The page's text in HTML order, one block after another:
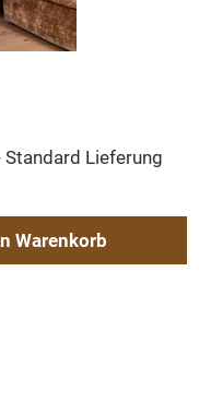
Lieferung
benutze die Schaltflächen
Warenkorb